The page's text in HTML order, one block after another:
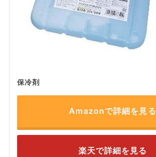
保冷剤
Amazonで詳細を見る
楽天で詳細を見る